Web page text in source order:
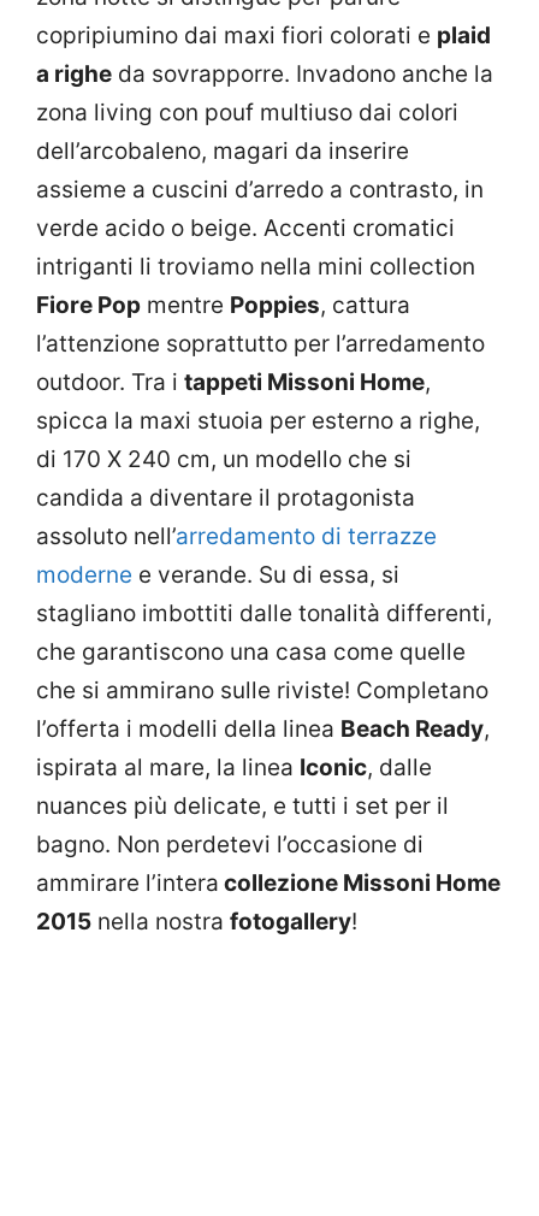
copripiumino dai maxi fiori colorati e plaid
a righe da sovrapporre. Invadono anche la
zona living con pouf multiuso dai colori
dell’arcobaleno, magari da inserire
assieme a cuscini d’arredo a contrasto, in
verde acido o beige. Accenti cromatici
intriganti li troviamo nella mini collection
Fiore Pop mentre Poppies, cattura
l’attenzione soprattutto per l’arredamento
outdoor. Tra i tappeti Missoni Home,
spicca la maxi stuoia per esterno a righe,
di 170 X 240 cm, un modello che si
candida a diventare il protagonista
assoluto nell’arredamento di terrazze
moderne e verande. Su di essa, si
stagliano imbottiti dalle tonalità differenti,
che garantiscono una casa come quelle
che si ammirano sulle riviste! Completano
l’offerta i modelli della linea Beach Ready,
ispirata al mare, la linea Iconic, dalle
nuances più delicate, e tutti i set per il
bagno. Non perdetevi l’occasione di
ammirare l’intera collezione Missoni Home
2015 nella nostra fotogallery!